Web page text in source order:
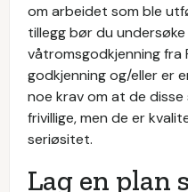
om arbeidet som ble
tillegg bør du
våtromsgodkjenning fra
godkjenning og/eller er
noe krav om at de
frivillige, men de er
seriøsitet.
Lag en plan